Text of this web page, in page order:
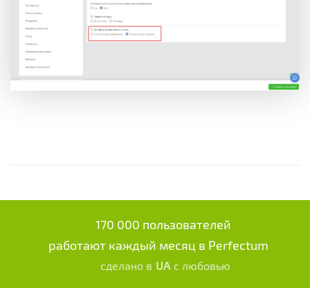
170 000 пользователей
работают каждый месяц в Perfectum
сделано в UA с любовью